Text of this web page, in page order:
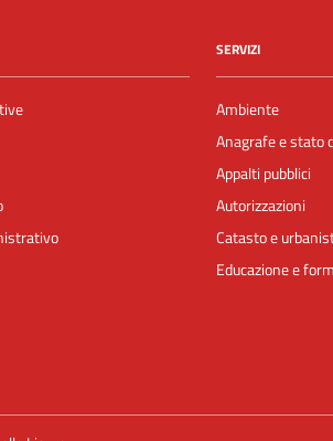
SERVIZI
Ambiente
Anagrafe e stato
Appalti pubblici
Autorizzazioni
Catasto e
Educazione e